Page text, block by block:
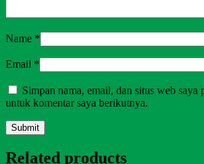
Name *
Email *
Simpan nama, email, dan situs web saya
untuk komentar saya berikutnya.
Related products